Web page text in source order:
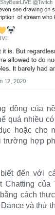
đồng của
quá nhiều
hoặc cho
trường hợp
đến với
Chatting
cách
và thử